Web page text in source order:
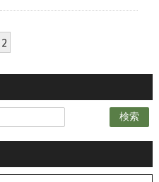
2
検索